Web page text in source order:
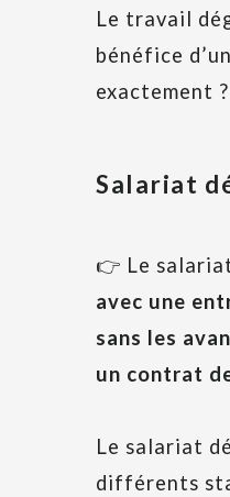
Le travail
bénéfice
exactement
Salariat
👉 Le
avec une
sans les
un contrat
Le salariat
différents